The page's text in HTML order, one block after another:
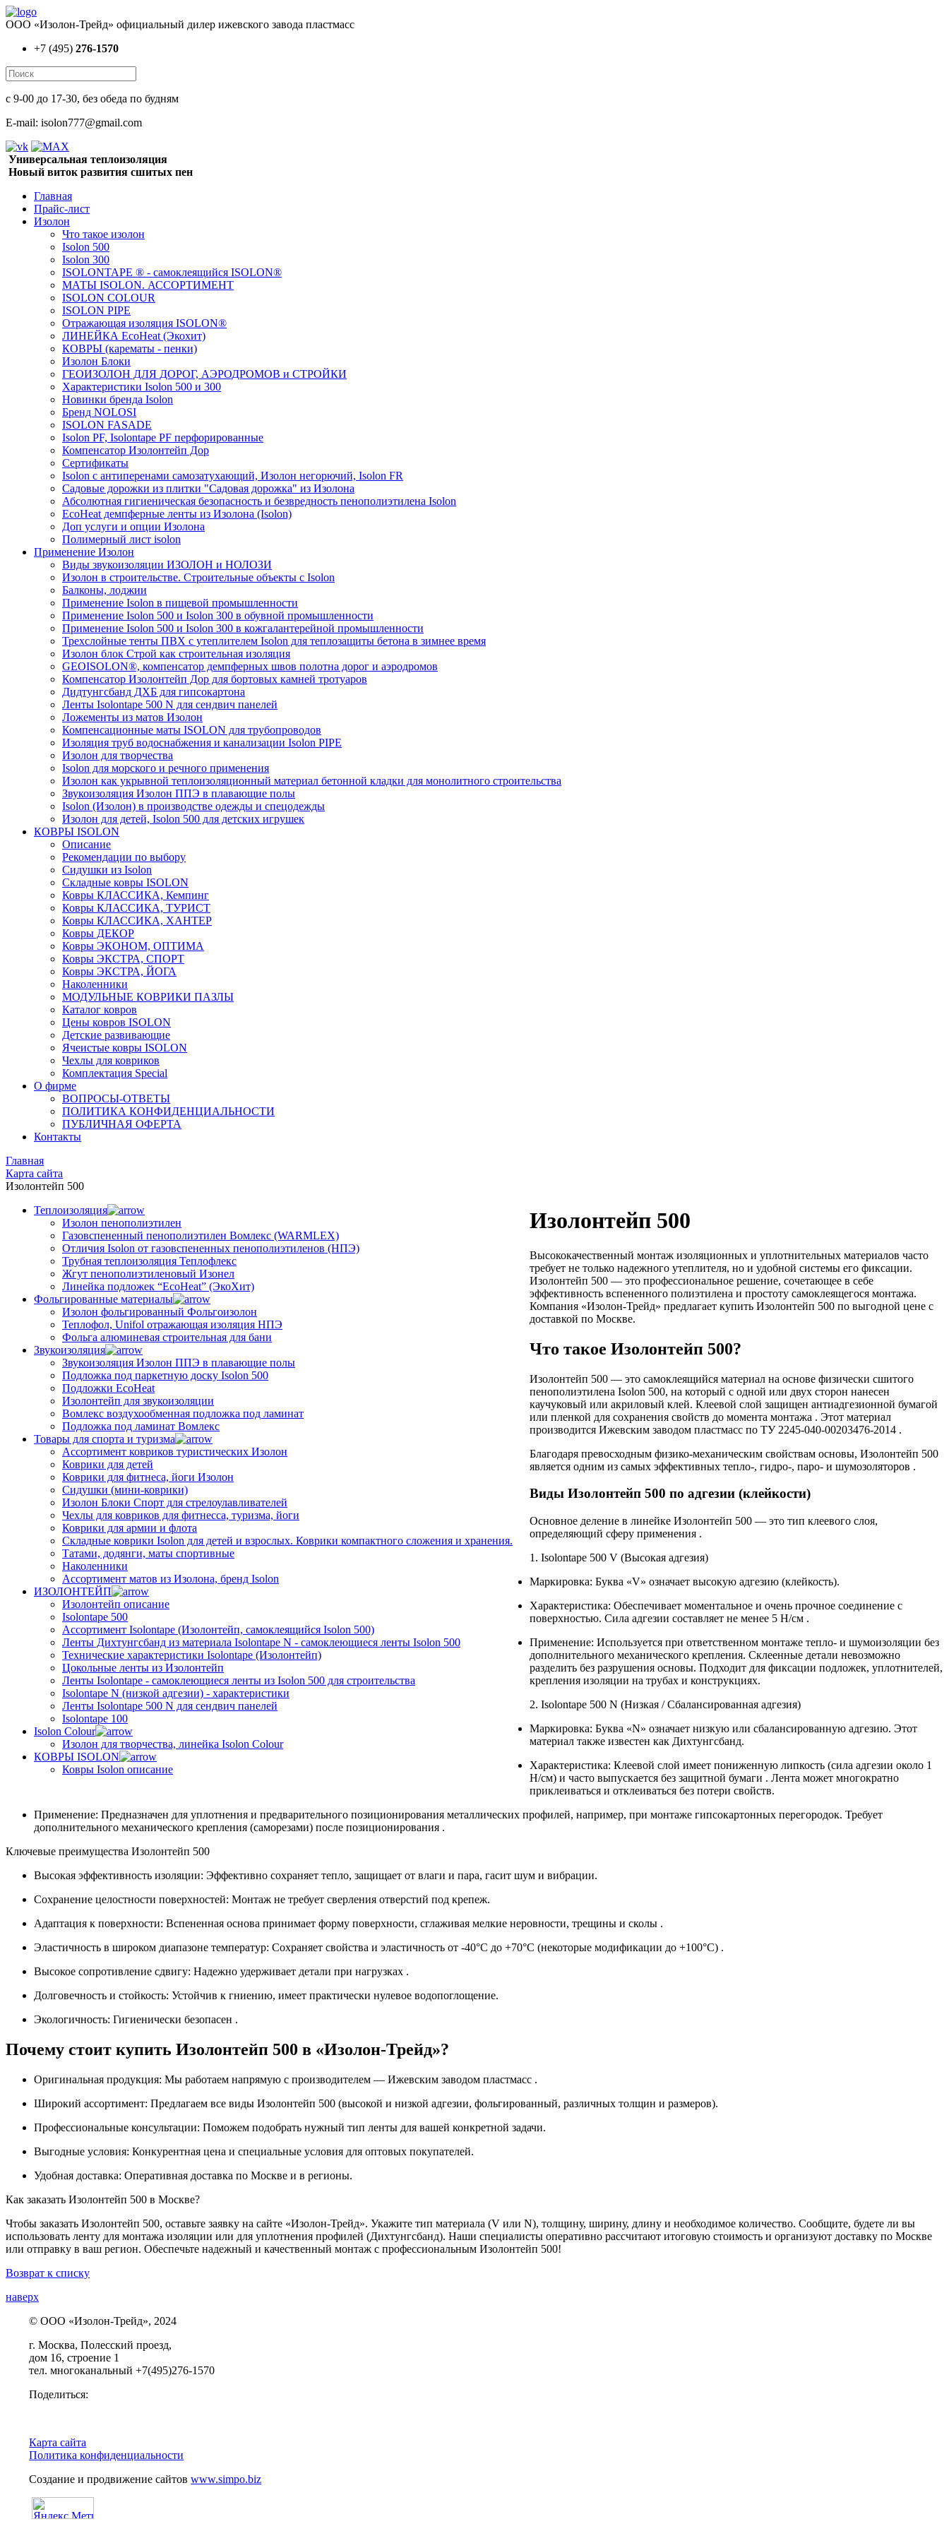
ООО «Изолон-Трейд» официальный дилер ижевского завода пластмасс
+7 (495) 276-1570
с 9-00 до 17-30, без обеда по будням
E-mail: isolon777@gmail.com
Универсальная теплоизоляция
Новый виток развития сшитых пен
Главная
Прайс-лист
Изолон
Что такое изолон
Isolon 500
Isolon 300
ISOLONTAPE ® - самоклеящийся ISOLON®
МАТЫ ISOLON. АССОРТИМЕНТ
ISOLON COLOUR
ISOLON PIPE
Отражающая изоляция ISOLON®
ЛИНЕЙКА EcoHeat (Экохит)
КОВРЫ (карематы - пенки)
Изолон Блоки
ГЕОИЗОЛОН ДЛЯ ДОРОГ, АЭРОДРОМОВ и СТРОЙКИ
Характеристики Isolon 500 и 300
Новинки бренда Isolon
Бренд NOLOSI
ISOLON FASADE
Isolon PF, Isolontape PF перфорированные
Компенсатор Изолонтейп Дор
Сертификаты
Isolon с антиперенами самозатухающий, Изолон негорючий, Isolon FR
Садовые дорожки из плитки "Садовая дорожка" из Изолона
Абсолютная гигиеническая безопасность и безвредность пенополиэтилена Isolon
EcoHeat демпферные ленты из Изолона (Isolon)
Доп услуги и опции Изолона
Полимерный лист isolon
Применение Изолон
Виды звукоизоляции ИЗОЛОН и НОЛОЗИ
Изолон в строительстве. Строительные объекты с Isolon
Балконы, лоджии
Применение Isolon в пищевой промышленности
Применение Isolon 500 и Isolon 300 в обувной промышленности
Применение Isolon 500 и Isolon 300 в кожгалантерейной промышленности
Трехслойные тенты ПВХ с утеплителем Isolon для теплозащиты бетона в зимнее время
Изолон блок Строй как строительная изоляция
GEOISOLON®, компенсатор демпферных швов полотна дорог и аэродромов
Компенсатор Изолонтейп Дор для бортовых камней тротуаров
Дидтунгсбанд ДХБ для гипсокартона
Ленты Isolontape 500 N для сендвич панелей
Ложементы из матов Изолон
Компенсационные маты ISOLON для трубопроводов
Изоляция труб водоснабжения и канализации Isolon PIPE
Изолон для творчества
Isolon для морского и речного применения
Изолон как укрывной теплоизоляционный материал бетонной кладки для монолитного строительства
Звукоизоляция Изолон ППЭ в плавающие полы
Isolon (Изолон) в производстве одежды и спецодежды
Изолон для детей, Isolon 500 для детских игрушек
КОВРЫ ISOLON
Описание
Рекомендации по выбору
Сидушки из Isolon
Складные ковры ISOLON
Ковры КЛАССИКА, Кемпинг
Ковры КЛАССИКА, ТУРИСТ
Ковры КЛАССИКА, ХАНТЕР
Ковры ДЕКОР
Ковры ЭКОНОМ, ОПТИМА
Ковры ЭКСТРА, СПОРТ
Ковры ЭКСТРА, ЙОГА
Наколенники
МОДУЛЬНЫЕ КОВРИКИ ПАЗЛЫ
Каталог ковров
Цены ковров ISOLON
Детские развивающие
Ячеистые ковры ISOLON
Чехлы для ковриков
Комплектация Special
О фирме
ВОПРОСЫ-ОТВЕТЫ
ПОЛИТИКА КОНФИДЕНЦИАЛЬНОСТИ
ПУБЛИЧНАЯ ОФЕРТА
Контакты
Главная
Карта сайта
Изолонтейп 500
Теплоизоляция
Изолон пенополиэтилен
Газовспененный пенополиэтилен Вомлекс (WARMLEX)
Отличия Isolon от газовспененных пенополиэтиленов (НПЭ)
Трубная теплоизоляция Теплофлекс
Жгут пенополиэтиленовый Изонел
Линейка подложек “EcoHeat” (ЭкоХит)
Фольгированные материалы
Изолон фольгированный Фольгоизолон
Теплофол, Unifol отражающая изоляция НПЭ
Фольга алюминевая строительная для бани
Звукоизоляция
Звукоизоляция Изолон ППЭ в плавающие полы
Подложка под паркетную доску Isolon 500
Подложки EcoHeat
Изолонтейп для звукоизоляции
Вомлекс воздухообменная подложка под ламинат
Подложка под ламинат Вомлекс
Товары для спорта и туризма
Ассортимент ковриков туристических Изолон
Коврики для детей
Коврики для фитнеса, йоги Изолон
Сидушки (мини-коврики)
Изолон Блоки Спорт для стрелоулавливателей
Чехлы для ковриков для фитнесса, туризма, йоги
Коврики для армии и флота
Складные коврики Isolon для детей и взрослых. Коврики компактного сложения и хранения.
Татами, додянги, маты спортивные
Наколенники
Ассортимент матов из Изолона, бренд Isolon
ИЗОЛОНТЕЙП
Изолонтейп описание
Isolontape 500
Ассортимент Isolontape (Изолонтейп, самоклеящийся Isolon 500)
Ленты Дихтунгсбанд из материала Isolontape N - самоклеющиеся ленты Isolon 500
Технические характеристики Isolontape (Изолонтейп)
Цокольные ленты из Изолонтейп
Ленты Isolontape - самоклеющиеся ленты из Isolon 500 для строительства
Isolontape N (низкой адгезии) - характеристики
Ленты Isolontape 500 N для сендвич панелей
Isolontape 100
Isolon Colour
Изолон для творчества, линейка Isolon Colour
КОВРЫ ISOLON
Ковры Isolon описание
Изолонтейп 500
Высококачественный монтаж изоляционных и уплотнительных материалов часто
требует не только надежного утеплителя, но и удобной системы его фиксации.
Изолонтейп 500 — это профессиональное решение, сочетающее в себе
эффективность вспененного полиэтилена и простоту самоклеящегося монтажа.
Компания «Изолон-Трейд» предлагает купить Изолонтейп 500 по выгодной цене с
доставкой по Москве.
Что такое Изолонтейп 500?
Изолонтейп 500 — это самоклеящийся материал на основе физически сшитого
пенополиэтилена Isolon 500, на который с одной или двух сторон нанесен
каучуковый или акриловый клей. Клеевой слой защищен антиадгезионной бумагой
или пленкой для сохранения свойств до момента монтажа . Этот материал
производится Ижевским заводом пластмасс по ТУ 2245-040-00203476-2014 .
Благодаря превосходным физико-механическим свойствам основы, Изолонтейп 500
является одним из самых эффективных тепло-, гидро-, паро- и шумозоляторов .
Виды Изолонтейп 500 по адгезии (клейкости)
Основное деление в линейке Изолонтейп 500 — это тип клеевого слоя,
определяющий сферу применения .
1. Isolontape 500 V (Высокая адгезия)
Маркировка: Буква «V» означает высокую адгезию (клейкость).
Характеристика: Обеспечивает моментальное и очень прочное соединение с
поверхностью. Сила адгезии составляет не менее 5 Н/см .
Применение: Используется при ответственном монтаже тепло- и шумоизоляции без
дополнительного механического крепления. Склеенные детали невозможно
разделить без разрушения основы. Подходит для фиксации подложек, уплотнителей,
крепления изоляции на трубах и конструкциях.
2. Isolontape 500 N (Низкая / Сбалансированная адгезия)
Маркировка: Буква «N» означает низкую или сбалансированную адгезию. Этот
материал также известен как Дихтунгсбанд.
Характеристика: Клеевой слой имеет пониженную липкость (сила адгезии около 1
Н/см) и часто выпускается без защитной бумаги . Лента может многократно
приклеиваться и отклеиваться без потери свойств.
Применение: Предназначен для уплотнения и предварительного позиционирования металлических профилей, например, при монтаже гипсокартонных перегородок. Требует
дополнительного механического крепления (саморезами) после позиционирования .
Ключевые преимущества Изолонтейп 500
Высокая эффективность изоляции: Эффективно сохраняет тепло, защищает от влаги и пара, гасит шум и вибрации.
Сохранение целостности поверхностей: Монтаж не требует сверления отверстий под крепеж.
Адаптация к поверхности: Вспененная основа принимает форму поверхности, сглаживая мелкие неровности, трещины и сколы .
Эластичность в широком диапазоне температур: Сохраняет свойства и эластичность от -40°C до +70°C (некоторые модификации до +100°C) .
Высокое сопротивление сдвигу: Надежно удерживает детали при нагрузках .
Долговечность и стойкость: Устойчив к гниению, имеет практически нулевое водопоглощение.
Экологичность: Гигиенически безопасен .
Почему стоит купить Изолонтейп 500 в «Изолон-Трейд»?
Оригинальная продукция: Мы работаем напрямую с производителем — Ижевским заводом пластмасс .
Широкий ассортимент: Предлагаем все виды Изолонтейп 500 (высокой и низкой адгезии, фольгированный, различных толщин и размеров).
Профессиональные консультации: Поможем подобрать нужный тип ленты для вашей конкретной задачи.
Выгодные условия: Конкурентная цена и специальные условия для оптовых покупателей.
Удобная доставка: Оперативная доставка по Москве и в регионы.
Как заказать Изолонтейп 500 в Москве?
Чтобы заказать Изолонтейп 500, оставьте заявку на сайте «Изолон-Трейд». Укажите тип материала (V или N), толщину, ширину, длину и необходимое количество. Сообщите, будете ли вы
использовать ленту для монтажа изоляции или для уплотнения профилей (Дихтунгсбанд). Наши специалисты оперативно рассчитают итоговую стоимость и организуют доставку по Москве
или отправку в ваш регион. Обеспечьте надежный и качественный монтаж с профессиональным Изолонтейп 500!
Возврат к списку
наверх
© ООО «Изолон-Трейд», 2024
г. Москва, Полесский проезд,
дом 16, строение 1
тел. многоканальный +7(495)276-1570
Поделиться:
Карта сайта
Политика конфиденциальности
Создание и продвижение сайтовwww.simpo.biz